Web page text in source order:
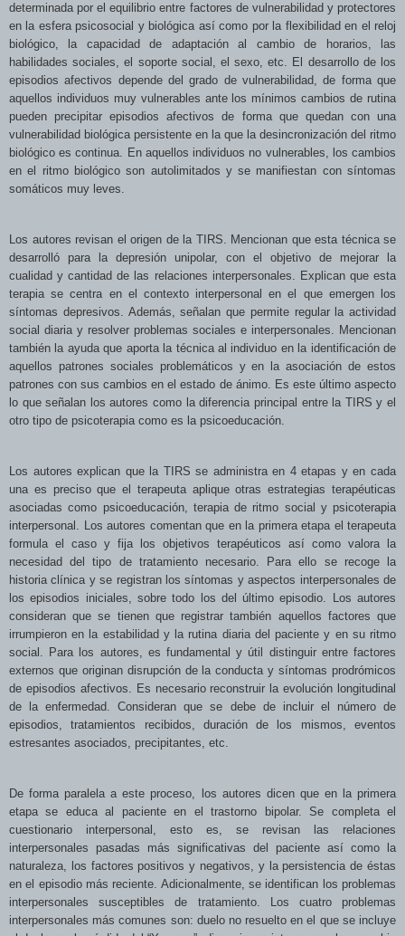
determinada por el equilibrio entre factores de vulnerabilidad y protectores
en la esfera psicosocial y biológica así como por la flexibilidad en el reloj
biológico, la capacidad de adaptación al cambio de horarios, las
habilidades sociales, el soporte social, el sexo, etc. El desarrollo de los
episodios afectivos depende del grado de vulnerabilidad, de forma que
aquellos individuos muy vulnerables ante los mínimos cambios de rutina
pueden precipitar episodios afectivos de forma que quedan con una
vulnerabilidad biológica persistente en la que la desincronización del ritmo
biológico es continua. En aquellos individuos no vulnerables, los cambios
en el ritmo biológico son autolimitados y se manifiestan con síntomas
somáticos muy leves.
Los autores revisan el origen de la TIRS. Mencionan que esta técnica se
desarrolló para la depresión unipolar, con el objetivo de mejorar la
cualidad y cantidad de las relaciones interpersonales. Explican que esta
terapia se centra en el contexto interpersonal en el que emergen los
síntomas depresivos. Además, señalan que permite regular la actividad
social diaria y resolver problemas sociales e interpersonales. Mencionan
también la ayuda que aporta la técnica al individuo en la identificación de
aquellos patrones sociales problemáticos y en la asociación de estos
patrones con sus cambios en el estado de ánimo. Es este último aspecto
lo que señalan los autores como la diferencia principal entre la TIRS y el
otro tipo de psicoterapia como es la psicoeducación.
Los autores explican que la TIRS se administra en 4 etapas y en cada
una es preciso que el terapeuta aplique otras estrategias terapéuticas
asociadas como psicoeducación, terapia de ritmo social y psicoterapia
interpersonal. Los autores comentan que en la primera etapa el terapeuta
formula el caso y fija los objetivos terapéuticos así como valora la
necesidad del tipo de tratamiento necesario. Para ello se recoge la
historia clínica y se registran los síntomas y aspectos interpersonales de
los episodios iniciales, sobre todo los del último episodio. Los autores
consideran que se tienen que registrar también aquellos factores que
irrumpieron en la estabilidad y la rutina diaria del paciente y en su ritmo
social. Para los autores, es fundamental y útil distinguir entre factores
externos que originan disrupción de la conducta y síntomas prodrómicos
de episodios afectivos. Es necesario reconstruir la evolución longitudinal
de la enfermedad. Consideran que se debe de incluir el número de
episodios, tratamientos recibidos, duración de los mismos, eventos
estresantes asociados, precipitantes, etc.
De forma paralela a este proceso, los autores dicen que en la primera
etapa se educa al paciente en el trastorno bipolar. Se completa el
cuestionario interpersonal, esto es, se revisan las relaciones
interpersonales pasadas más significativas del paciente así como la
naturaleza, los factores positivos y negativos, y la persistencia de éstas
en el episodio más reciente. Adicionalmente, se identifican los problemas
interpersonales susceptibles de tratamiento. Los cuatro problemas
interpersonales más comunes son: duelo no resuelto en el que se incluye